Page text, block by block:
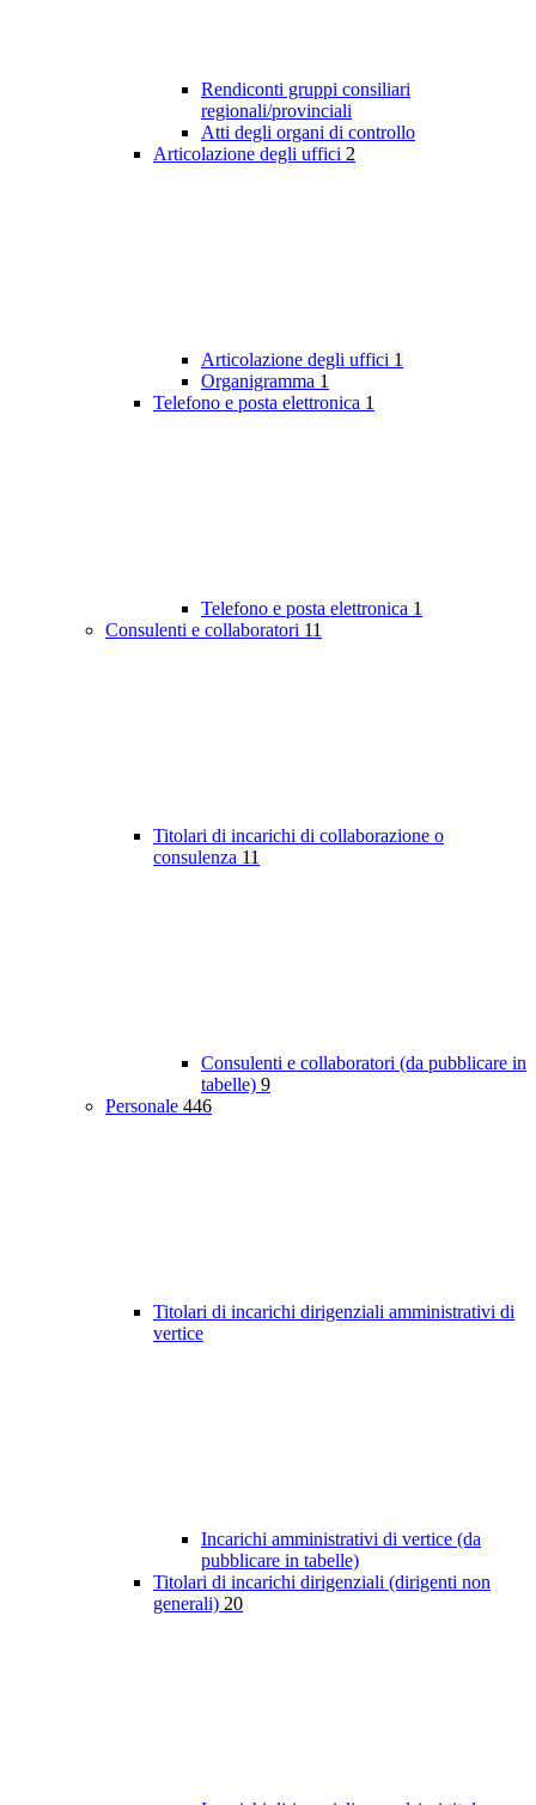
Rendiconti gruppi consiliari
regionali/provinciali
Atti degli organi di controllo
Articolazione degli uffici 2
Articolazione degli uffici 1
Organigramma 1
Telefono e posta elettronica 1
Telefono e posta elettronica 1
Consulenti e collaboratori 11
Titolari di incarichi di collaborazione o
consulenza 11
Consulenti e collaboratori (da pubblicare in
tabelle) 9
Personale 446
Titolari di incarichi dirigenziali amministrativi di
vertice
Incarichi amministrativi di vertice (da
pubblicare in tabelle)
Titolari di incarichi dirigenziali (dirigenti non
generali) 20